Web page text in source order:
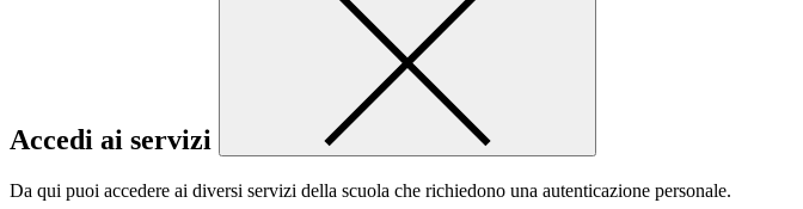
Accedi ai servizi
Da qui puoi accedere ai diversi servizi della scuola che richiedono una autenticazione personale.